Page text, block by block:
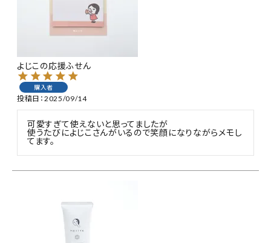
よじこの応援ふせん
購入者
投稿日 2025/09/14
可愛すぎて使えないと思ってましたが
使うたびによじこさんがいるので笑顔になりながらメモし
てます。